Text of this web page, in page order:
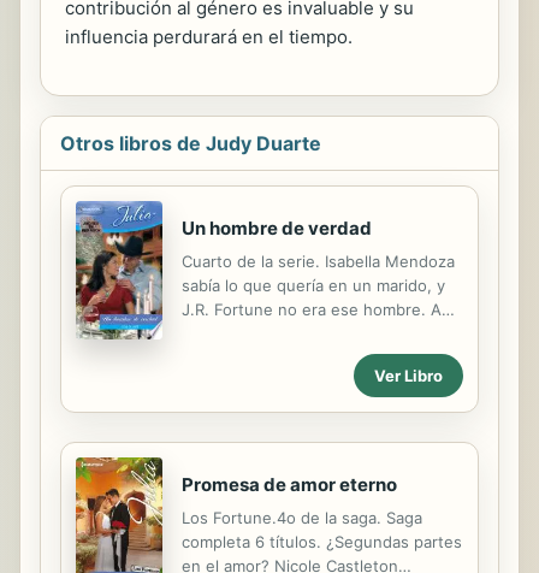
contribución al género es invaluable y su
influencia perdurará en el tiempo.
Otros libros de Judy Duarte
Un hombre de verdad
Cuarto de la serie. Isabella Mendoza
sabía lo que quería en un marido, y
J.R. Fortune no era ese hombre. A
atractivo y de ir vestido con
pantalones vaqueros y espuelas,
Rock para vivir de acuerdo con los
Isabella compartiese eso con él. Para
conseguirlo, la contrató como
Ver Libro
Promesa de amor eterno
Los Fortune.4o de la saga. Saga
completa 6 títulos. ¿Segundas partes
en el amor? Nicole Castleton